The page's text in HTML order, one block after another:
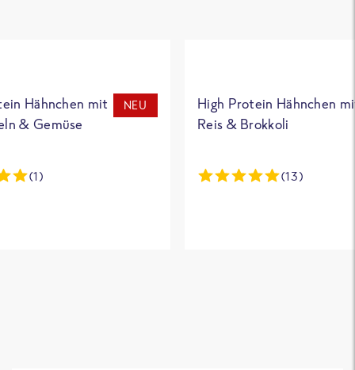
Hähnchen mit
& Gemüse
NEU
(1)
High Protein Hähnchen
Reis & Brokkoli
(13)